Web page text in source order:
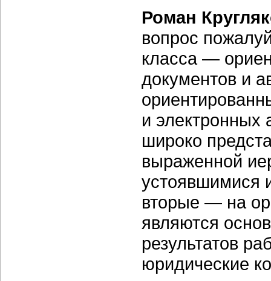
Роман
вопрос
класса —
документов и
и электронных
широко
выраженной
устоявшимися
вторые — на
являются
результатов
юридические